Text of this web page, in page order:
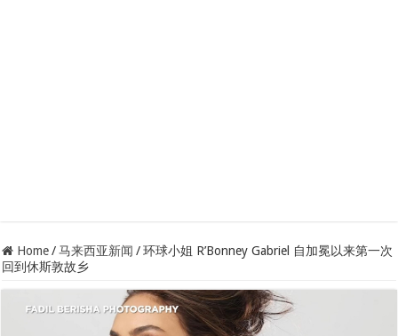
Home / 马来西亚新闻 / 环球小姐 R’Bonney Gabriel 自加冕以来第一次
回到休斯敦故乡